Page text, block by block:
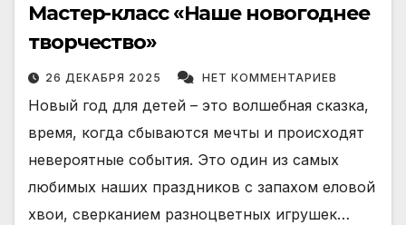
Мастер-класс «Наше новогоднее
творчество»
26 ДЕКАБРЯ 2025 НЕТ КОММЕНТАРИЕВ
Новый год для детей – это волшебная сказка,
время, когда сбываются мечты и происходят
невероятные события. Это один из самых
любимых наших праздников с запахом еловой
хвои, сверканием разноцветных игрушек…